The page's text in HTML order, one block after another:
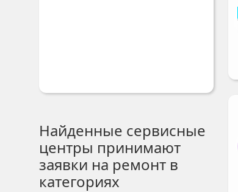
Найденные сервисные
центры принимают
заявки на ремонт в
категориях